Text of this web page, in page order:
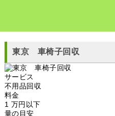
東京 車椅子回収
サービス
不用品回収
料金
1 万円以下
量の目安